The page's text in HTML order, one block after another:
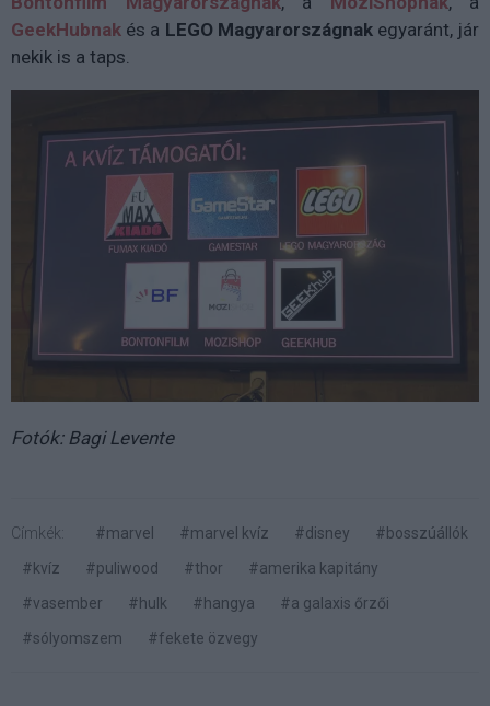
GeekHubnak és a LEGO Magyarországnakegyaránt, jár
nekik is a taps.
Fotók: Bagi Levente
Címkék: #marvel #marvel kvíz #disney
#bosszúállók
#kvíz
#puliwood #thor
#amerika kapitány
#vasember
#hulk #hangya
#a galaxis őrzői
#sólyomszem
#fekete özvegy